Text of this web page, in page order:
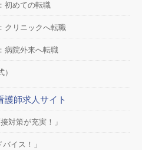
初めての転職
クリニックへ転職
病院外来へ転職
護師求人サイト
対策が充実！」
イス！」